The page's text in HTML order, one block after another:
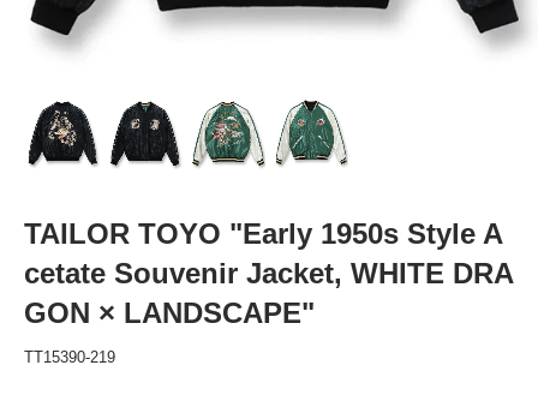
TAILOR TOYO "Early 1950s Style A
cetate Souvenir Jacket, WHITE DRA
GON × LANDSCAPE"
TT15390-219